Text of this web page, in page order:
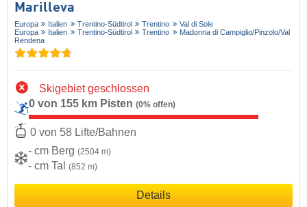
Marilleva
Europa Italien Trentino-Südtirol Trentino
Val di Sole
Europa
Italien Trentino-Südtirol Trentino
Madonna di Campiglio/​Pinzolo/​Val
Rendena
Skigebiet geschlossen
0 von 155 km Pisten (0% offen)
0 von 58 Lifte/Bahnen
- cm Berg (2504 m)
- cm Tal (852 m)
Details